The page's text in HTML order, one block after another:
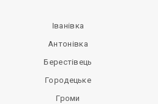
Іванівка
Антонівка
Берестівець
Городецьке
Громи